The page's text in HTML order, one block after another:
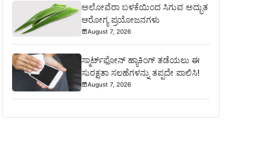
ಅಲೋವೆರಾ ಬಳಕೆಯಿಂದ ಸಿಗುವ ಅದ್ಭುತ
ಆರೋಗ್ಯ ಪ್ರಯೋಜನಗಳು
August 7, 2026
ಸ್ಮಾರ್ಟ್‌ಫೋನ್ ಹ್ಯಾಕಿಂಗ್ ತಡೆಯಲು ಈ
ಸುರಕ್ಷತಾ ಸಲಹೆಗಳನ್ನು ತಪ್ಪದೇ ಪಾಲಿಸಿ!
August 7, 2026